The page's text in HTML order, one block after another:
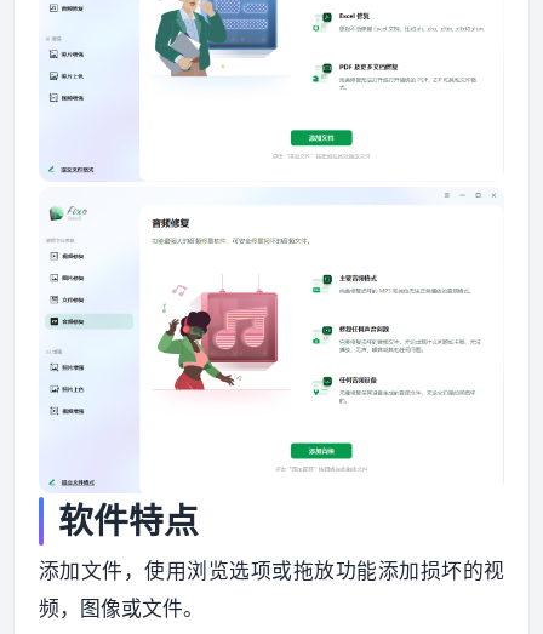
软件特点
添加文件，使用浏览选项或拖放功能添加损坏的视
频，图像或文件。